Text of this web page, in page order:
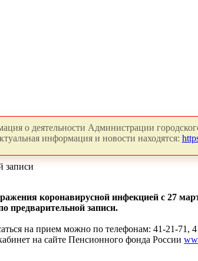
о деятельности Администрации
информация и новости находятся:
записи
коронавирусной инфекцией с 27
предварительной записи.
на прием можно по телефонам: 41-21-71,
на сайте Пенсионного фонда России